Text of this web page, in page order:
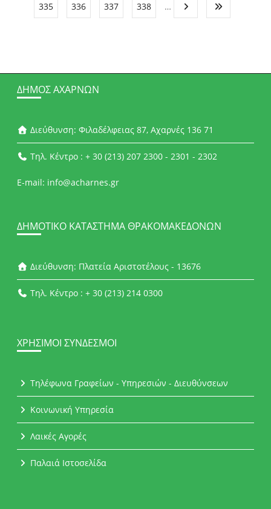
335 336 337 338 …
ΔΉΜΟΣ ΑΧΑΡΝΏΝ
Διεύθυνση: Φιλαδέλφειας 87, Αχαρνές 136 71
Τηλ. Κέντρο : + 30 (213) 207 2300 - 2301 - 2302
E-mail: info@acharnes.gr
ΔΗΜΟΤΙΚΌ ΚΑΤΆΣΤΗΜΑ ΘΡΑΚΟΜΑΚΕΔΌΝΩΝ
Διεύθυνση: Πλατεία Αριστοτέλους - 13676
Τηλ. Κέντρο : + 30 (213) 214 0300
ΧΡΉΣΙΜΟΙ ΣΎΝΔΕΣΜΟΙ
Τηλέφωνα Γραφείων - Υπηρεσιών - Διευθύνσεων
Κοινωνική Υπηρεσία
Λαικές Αγορές
Παλαιά Ιστοσελίδα